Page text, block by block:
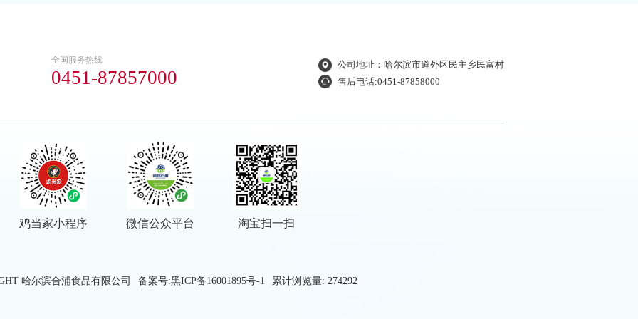
全国服务热线
0451-87857000
公司地址：哈尔滨市道外区民主乡民富村
售后电话:0451-87858000
鸡当家小程序 微信公众平台 淘宝扫一扫
哈尔滨合浦食品有限公司 备案号:黑ICP备16001895号-1 累计浏览量: 274292